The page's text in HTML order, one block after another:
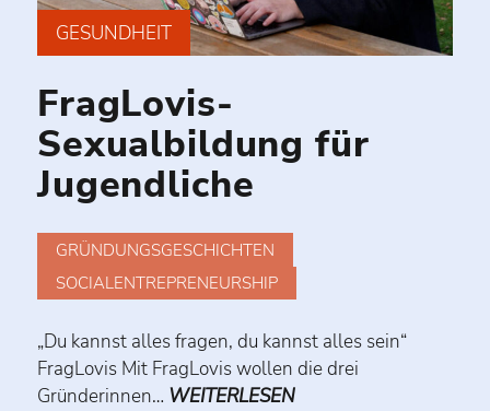
GESUNDHEIT
FragLovis-
Sexualbildung für
Jugendliche
GRÜNDUNGSGESCHICHTEN
SOCIALENTREPRENEURSHIP
„Du kannst alles fragen, du kannst alles sein“
FragLovis Mit FragLovis wollen die drei
Gründerinnen… WEITERLESEN